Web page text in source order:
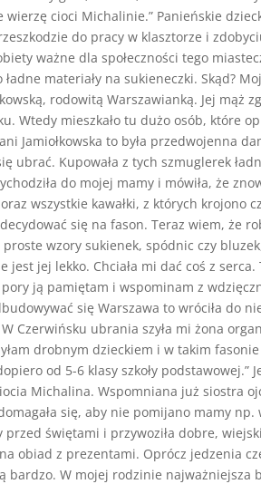
cioci Michalinie.” Panieńskie
do pracy w klasztorze i
ważne dla społeczności tego
materiały na sukieneczki. Skąd?
rodowitą Warszawianką. Jej mąż
Wtedy mieszkało tu dużo osób, które
Jamiołkowska to była przedwojenna
ubrać. Kupowała z tych szmuglerek
do mojej mamy i mówiła, że
wszystkie kawałki, z których krojono
się na fason. Teraz wiem, że
wzory sukienek, spódnic czy
jest jej lekko. Chciała mi dać coś z
ją pamiętam i wspominam z
się Warszawa to wróciła do
Czerwińsku ubrania szyła mi żona
drobnym dzieckiem i w takim
od 5-6 klasy szkoły podstawowej.”
Michalina. Wspomniana już siostra
się, aby nie pomijano mamy
przed świętami i przywoziła dobre,
obiad z prezentami. Oprócz jedzenia
bardzo. W mojej rodzinie najważniejsza